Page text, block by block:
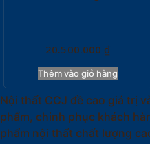
20.500.000 ₫
Thêm vào giỏ hàng
Nội thất CCJ đề cao giá trị
phẩm, chinh phục khách
phẩm nội thất chất lượng